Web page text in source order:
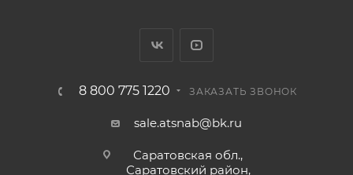
8 800 775 1220 ЗАКАЗАТЬ ЗВОНОК
sale.atsnab@bk.ru
Саратовская обл.,
Саратовский район,